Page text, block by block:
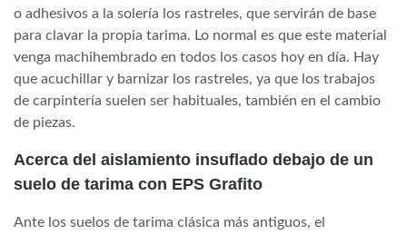
o adhesivos a la solería los rastreles, que servirán de base
para clavar la propia tarima. Lo normal es que este material
venga machihembrado en todos los casos hoy en día. Hay
que acuchillar y barnizar los rastreles, ya que los trabajos
de carpintería suelen ser habituales, también en el cambio
de piezas.
Acerca del aislamiento insuflado debajo de un
suelo de tarima con EPS Grafito
Ante los suelos de tarima clásica más antiguos, el